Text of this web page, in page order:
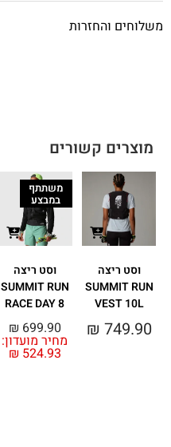
משלוחים והחזרות
מוצרים קשורים
וסט ריצה
SUMMIT RUN
VEST 10L
₪ 749.90
משתתף
במבצע
וסט ריצה
SUMMIT RUN
RACE DAY 8
מחיר מועדון:
₪ 524.93
₪ 699.90